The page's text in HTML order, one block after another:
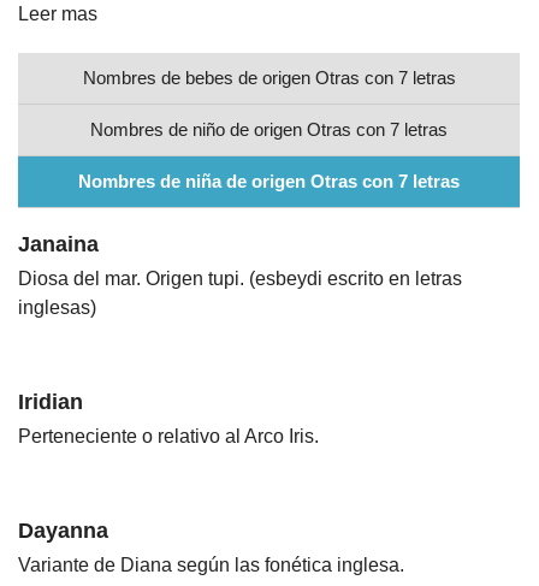
Leer mas
Nombres de bebes de origen Otras con 7 letras
Nombres de niño de origen Otras con 7 letras
Nombres de niña de origen Otras con 7 letras
Janaina
Diosa del mar. Origen tupi. (esbeydi escrito en letras
inglesas)
Iridian
Perteneciente o relativo al Arco Iris.
Dayanna
Variante de Diana según las fonética inglesa.